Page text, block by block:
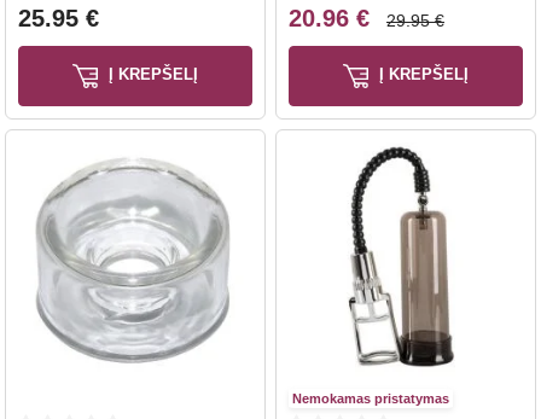
25.95 €
Į KREPŠELĮ
20.96 € 29.95 €
Į KREPŠELĮ
Nemokamas pristatymas